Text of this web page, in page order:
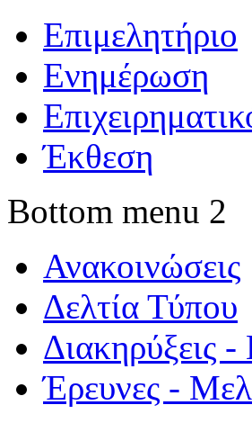
Επιμελητήριο
Ενημέρωση
Έκθεση
Bottom menu 2
Ανακοινώσεις
Δελτία Τύπου
Διακηρύξεις
Έρευνες -